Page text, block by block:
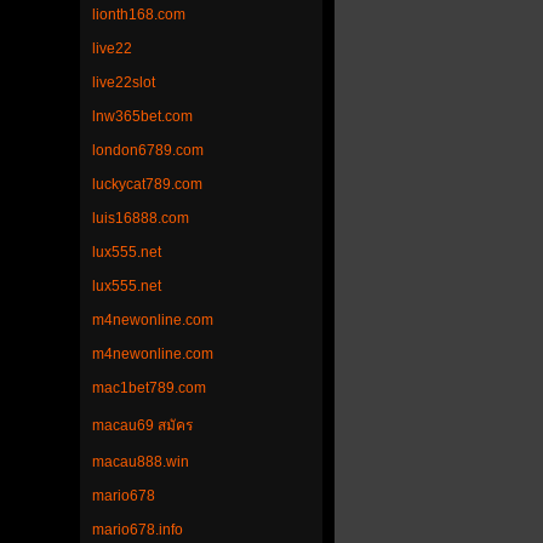
lionth168.com
live22
live22slot
lnw365bet.com
london6789.com
luckycat789.com
luis16888.com
lux555.net
lux555.net
m4newonline.com
m4newonline.com
mac1bet789.com
macau69 สมัคร
macau888.win
mario678
mario678.info